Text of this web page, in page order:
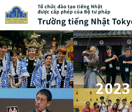
日本語
English
2023